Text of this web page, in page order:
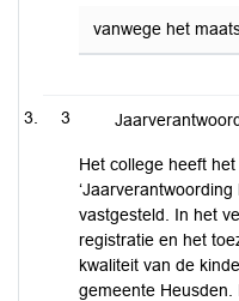
vanwege het
3
Het college heeft
vastgesteld. In het
registratie en het
kwaliteit van de
gemeente Heusden.